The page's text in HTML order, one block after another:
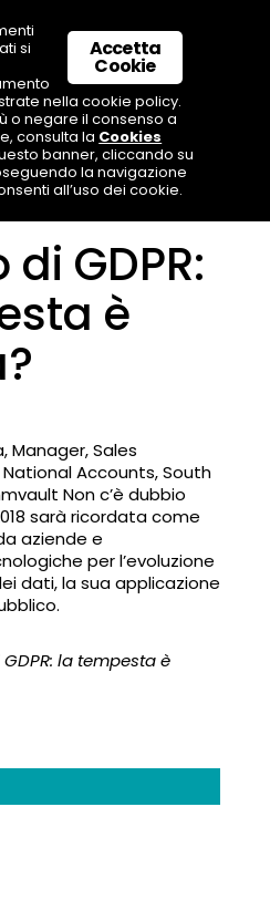
GDPR:
è
Manager, Sales
National Accounts, South
Non c’è dubbio
sarà ricordata come
aziende e
per l’evoluzione
dati, la sua applicazione
la tempesta è
Accetta
Cookie
si
nella cookie policy.
o negare il consenso a
consulta la Cookies
banner, cliccando su
la navigazione
all’uso dei cookie.